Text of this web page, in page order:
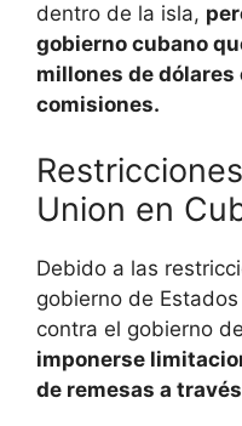
dentro de la isla,
gobierno cubano
millones de dólares
comisiones.
Union en
Debido a las
gobierno de
contra el gobierno
imponerse
de remesas a